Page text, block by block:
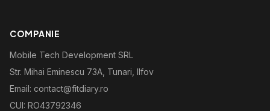
COMPANIE
Mobile Tech Development SRL
Str. Mihai Eminescu 73A, Tunari, Ilfov
Email: contact@fitdiary.ro
CUI: RO43792346